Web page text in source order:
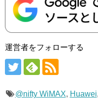
運営者をフォローする
@nifty WiMAX, Huawei,